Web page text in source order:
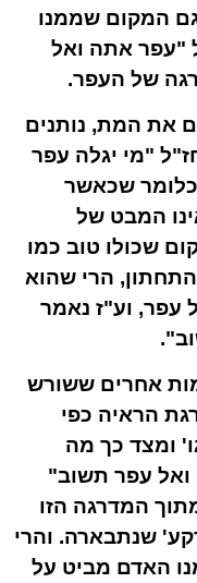
המקום שממנו
"עפר אתה ואל
של העפר.
את המת, נותנים
"מי יגלה עפר
כלומר שכאשר
המבט של
שכולו טוב כמו
הרי שהוא
עפר, וע"ז נאמר
אחרים ששורש
הראיה כפי
ומצד כך מה
עפר תשוב"
המדרגה הזו
שנתבארה. והרי
האדם מביט על